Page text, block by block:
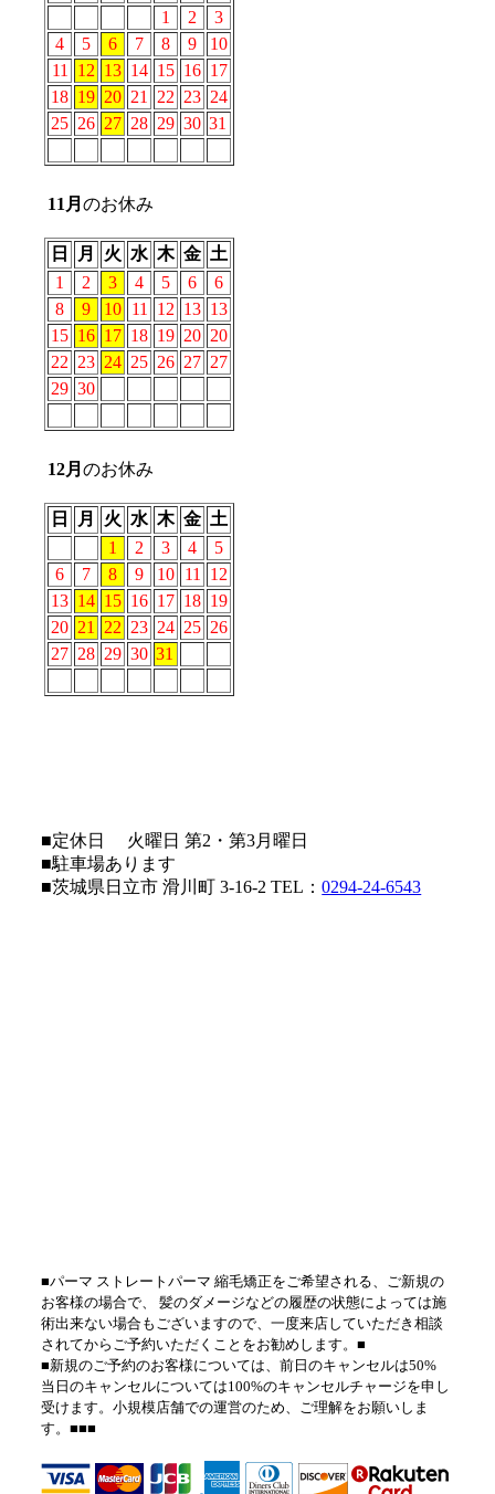
1 2
3
4
5 6 7 8 9
10
11
12 13 14 15 16 17
18 19 20 21 22 23 24
25 26 27 28 29 30 31
11 月のお休み
日 月 火 水 木 金 土
1
2 3 4 5 6
6
8
9 10 11 12 13 13
15 16 17 18 19 20 20
22 23 24 25 26 27 27
29 30
12月のお休み
日 月 火 水 木 金 土
1
2 3 4
5
6
7 8 9 10 11
12
13 14 15 16 17 18 19
20 21 22 23 24 25 26
27 28 29 30 31
■定休日 火曜日 第2・第3月曜日
■駐車場あります
■茨城県日立市 滑川町 3-16-2 TEL：0294-24-6543
■パーマ ストレートパーマ 縮毛矯正をご希望される、ご新規の
お客様の場合で、 髪のダメージなどの履歴の状態によっては施
術出来ない場合もございますので、一度来店していただき相談
されてからご予約いただくことをお勧めします。■
■新規のご予約のお客様については、前日のキャンセルは50%
当日のキャンセルについては100%のキャンセルチャージを申し
受けます。小規模店舗での運営のため、ご理解をお願いしま
す。■■■